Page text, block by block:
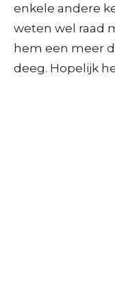
enkele andere
weten wel raad
hem een meer
deeg. Hopelijk